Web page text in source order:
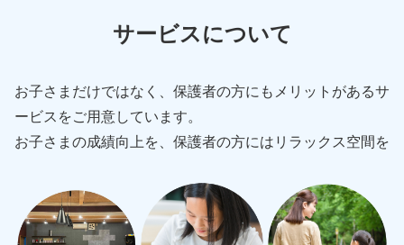
サービスについて
お子さまだけではなく、保護者の方にもメリットがあるサ
ービスをご用意しています。
お子さまの成績向上を、保護者の方にはリラックス空間を